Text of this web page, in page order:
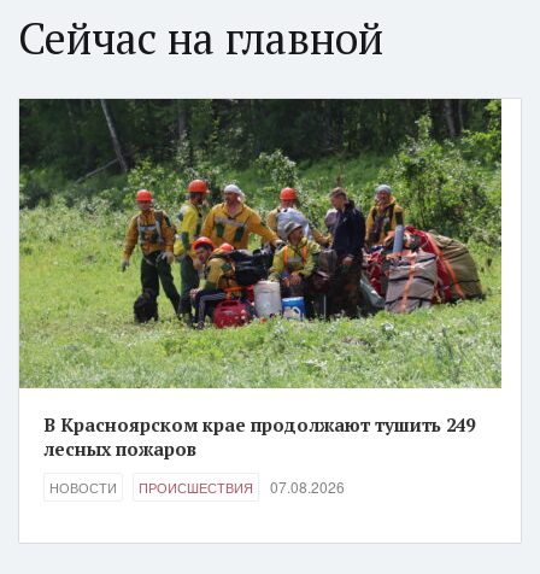
Сейчас на главной
В Красноярском крае продолжают тушить 249
лесных пожаров
НОВОСТИ ПРОИСШЕСТВИЯ 07.08.2026